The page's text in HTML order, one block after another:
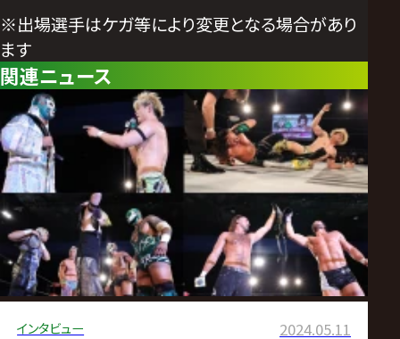
※出場選手はケガ等により変更となる場合があり
ます
関連ニュース
インタビュー 2024.05.11